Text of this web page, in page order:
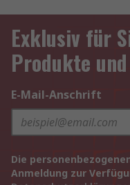
Exklusiv für
Produkte
E-Mail-Anschrift
Die
Anmeldung zur